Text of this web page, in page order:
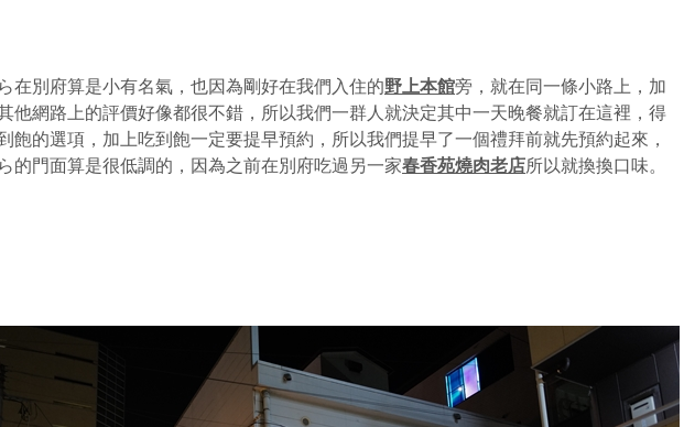
在別府算是小有名氣，也因為剛好在我們入住的野上本館旁，就在同一條小路上，加
他網路上的評價好像都很不錯，所以我們一群人就決定其中一天晚餐就訂在這裡，得
飽的選項，加上吃到飽一定要提早預約，所以我們提早了一個禮拜前就先預約起來，
的門面算是很低調的，因為之前在別府吃過另一家春香苑燒肉老店所以就換換口味。